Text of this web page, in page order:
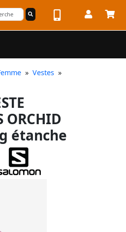
» Vestes »
ORCHID
étanche